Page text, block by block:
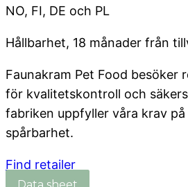
NO, FI, DE och PL
Hållbarhet, 18 månader från
Faunakram Pet Food besöker
för kvalitetskontroll och
fabriken uppfyller våra krav
spårbarhet.
Find retailer